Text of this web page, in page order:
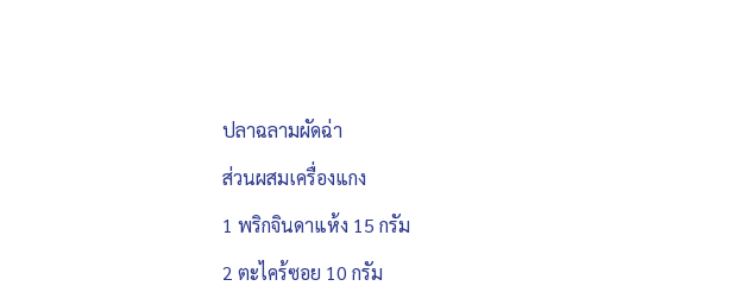
ปลาฉลามผัดฉ่า
ส่วนผสมเครื่องแกง
1 พริกจินดาแห้ง 15 กรัม
2 ตะไคร้ซอย 10 กรัม